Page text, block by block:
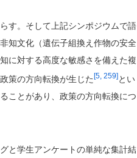
す。そして上記シンポジウムで語
知文化（遺伝子組換え作物の安全
に対する高度な敏感さを備えた複
策の方向転換が生じた [5, 259]とい
ことがあり、政策の方向転換につ
と学生アンケートの単純な集計結